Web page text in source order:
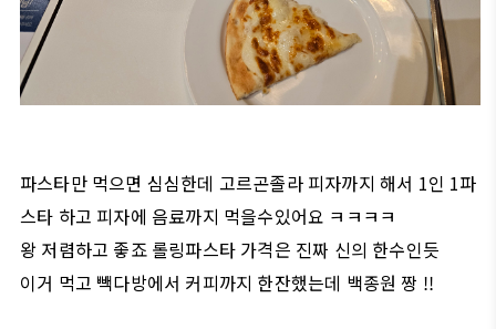
파스타만 먹으면 심심한데 고르곤졸라 피자까지 해서 1인 1파
스타 하고 피자에 음료까지 먹을수있어요 ㅋㅋㅋㅋ
왕 저렴하고 좋죠 롤링파스타 가격은 진짜 신의 한수인듯
이거 먹고 빽다방에서 커피까지 한잔했는데 백종원 짱 !!